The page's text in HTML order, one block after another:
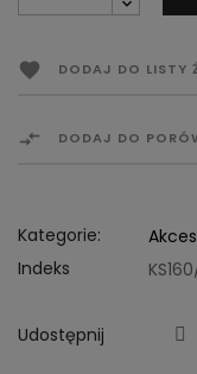
 DODAJ DO LISTY
 DODAJ DO
Kategorie:
Indeks
Udostępnij